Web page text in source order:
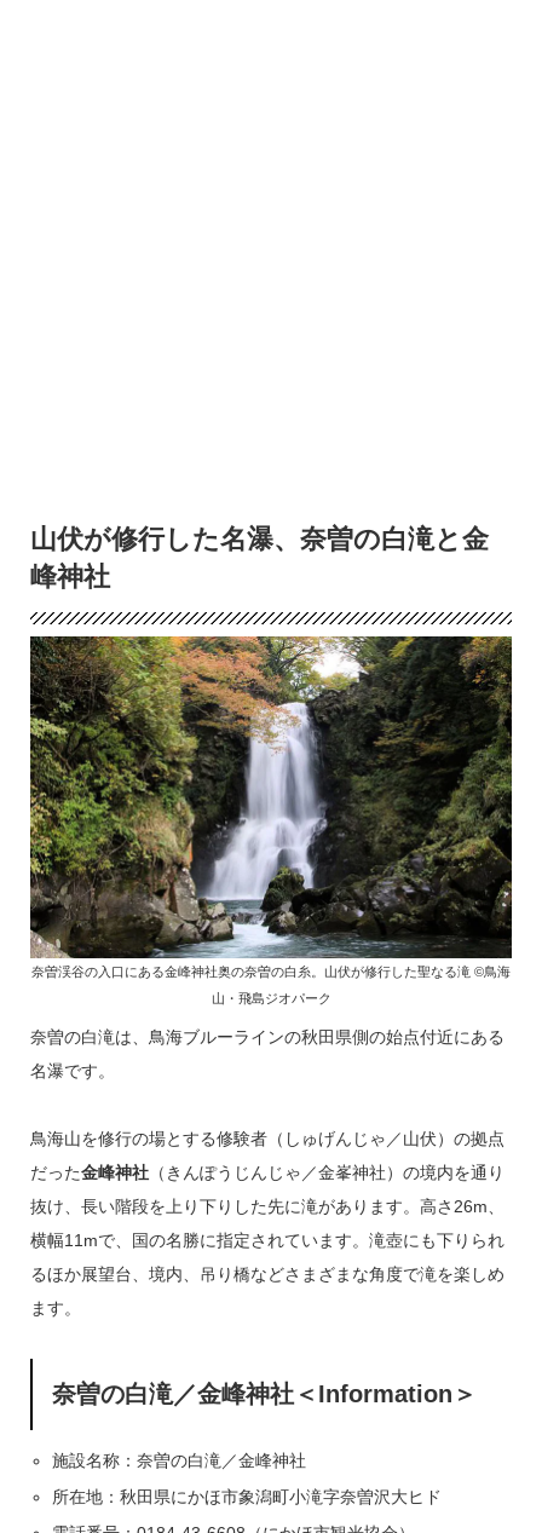
山伏が修行した名瀑、奈曽の白滝と金
峰神社
奈曽渓谷の入口にある金峰神社奥の奈曽の白糸。山伏が修行した聖なる滝 ©鳥海
山・飛島ジオパーク
奈曽の白滝は、鳥海ブルーラインの秋田県側の始点付近にある
名瀑です。
鳥海山を修行の場とする修験者（しゅげんじゃ／山伏）の拠点
だった金峰神社（きんぽうじんじゃ／金峯神社）の境内を通り
抜け、長い階段を上り下りした先に滝があります。高さ26m、
横幅11mで、国の名勝に指定されています。滝壺にも下りられ
るほか展望台、境内、吊り橋などさまざまな角度で滝を楽しめ
ます。
奈曽の白滝／金峰神社＜Information＞
施設名称：奈曽の白滝／金峰神社
所在地：秋田県にかほ市象潟町小滝字奈曽沢大ヒド